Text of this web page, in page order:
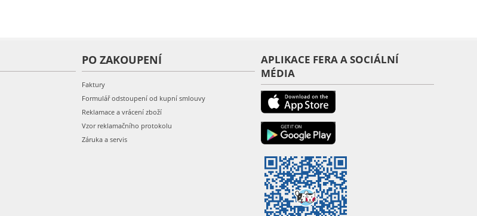
PO ZAKOUPENÍ
Faktury
Formulář odstoupení od kupní smlouvy
Reklamace a vrácení zboží
Vzor reklamačního protokolu
Záruka a servis
APLIKACE FERA A SOCIÁLNÍ
MÉDIA